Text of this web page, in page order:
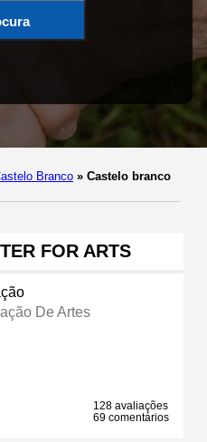
Branco » Castelo branco
FOR ARTS
De Artes
128 avaliações
69 comentários